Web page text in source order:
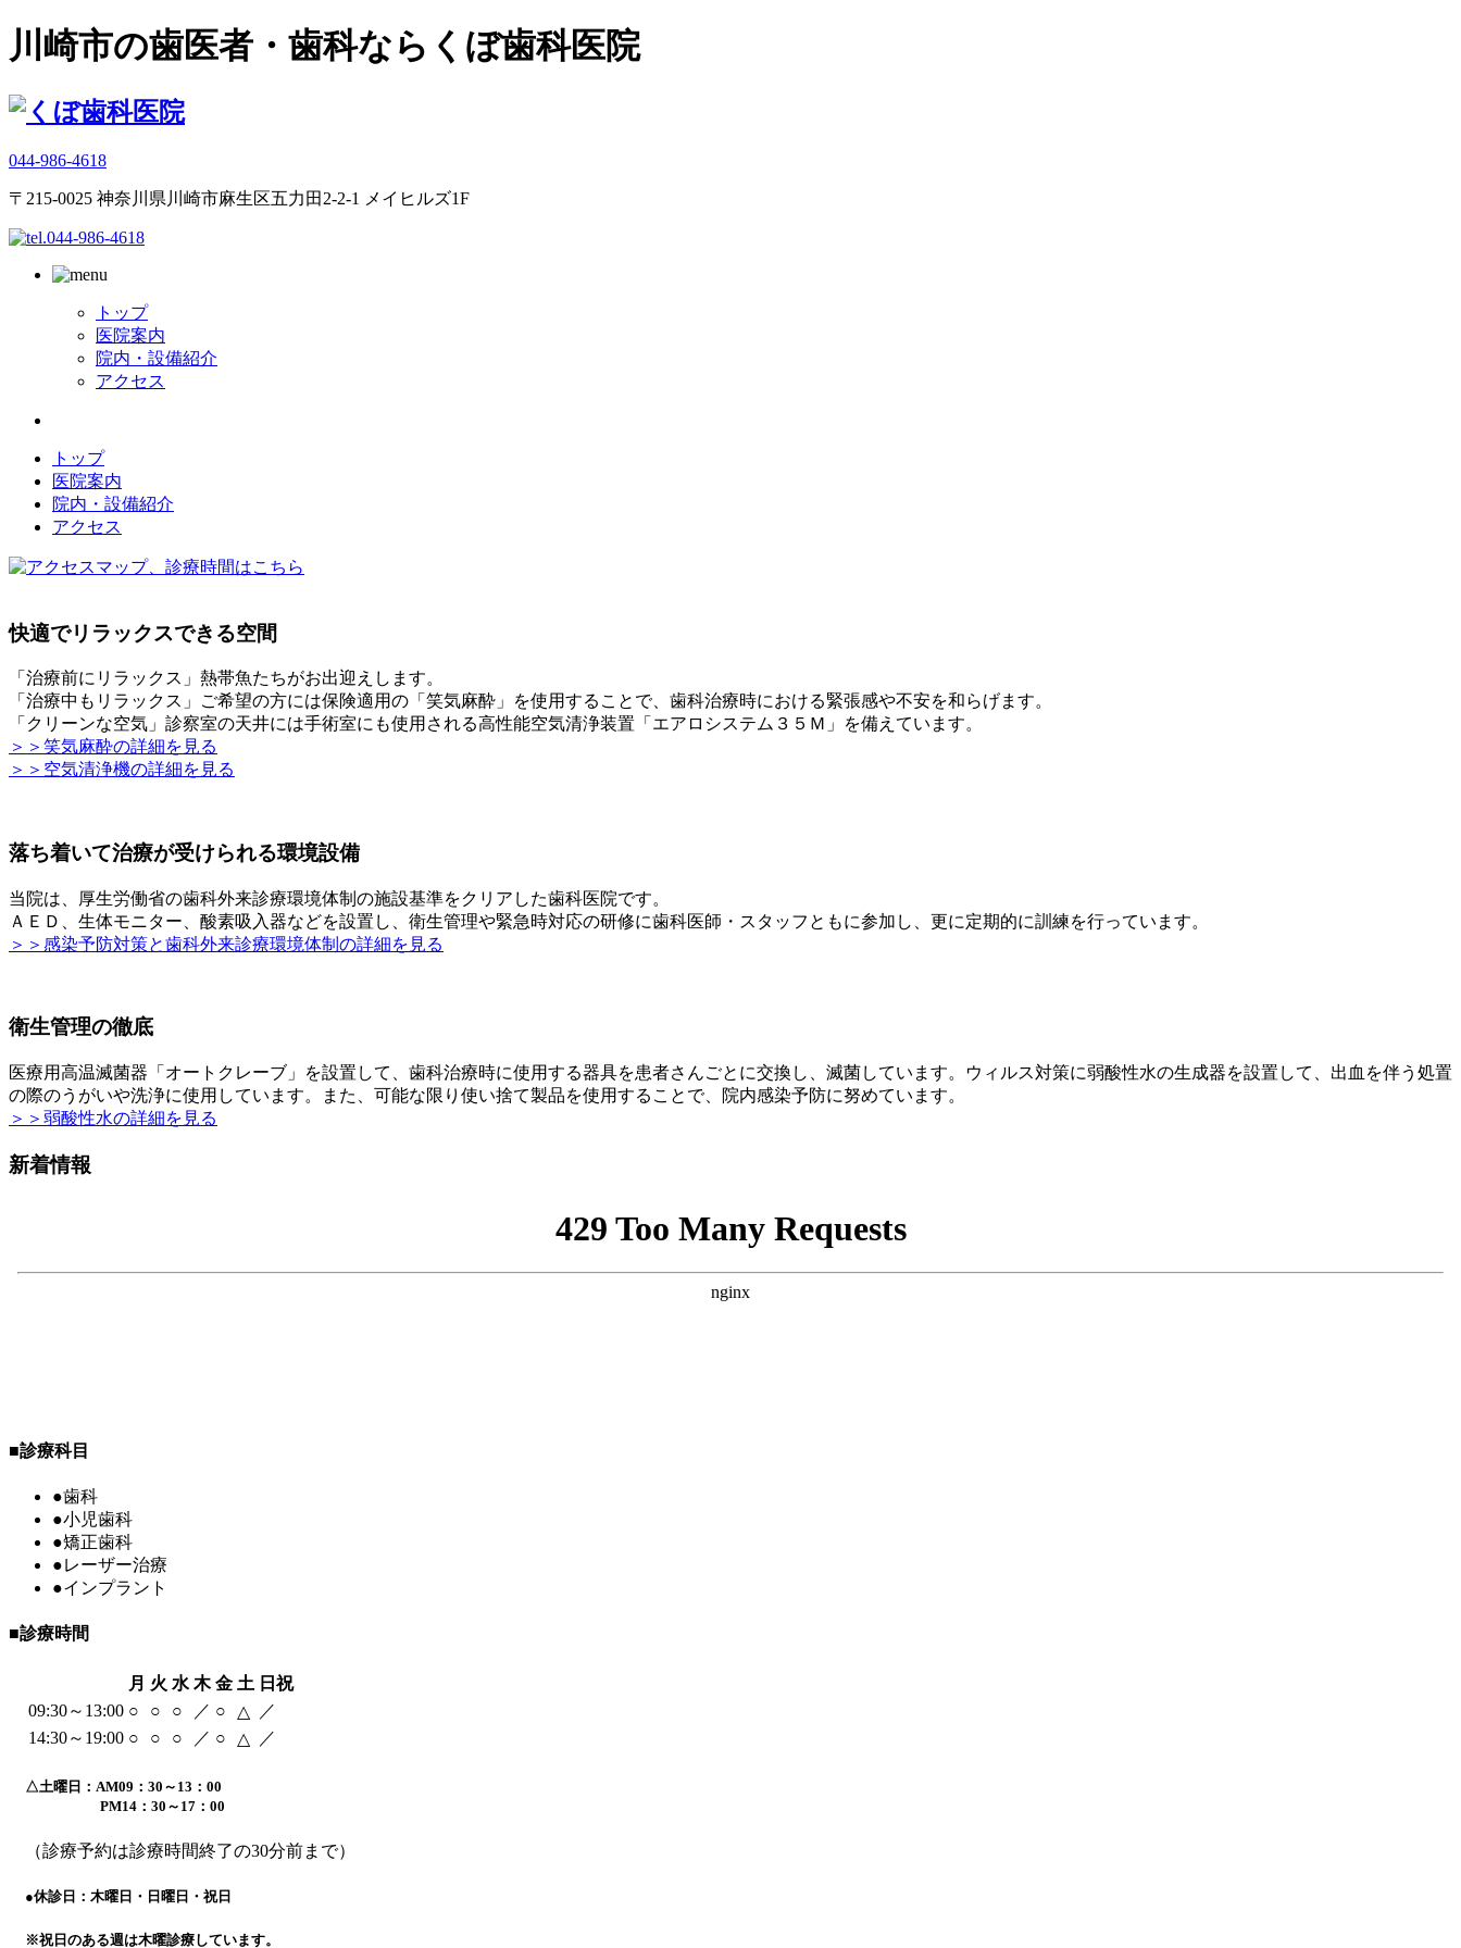
川崎市の歯医者・歯科ならくぼ歯科医院
044-986-4618
〒215-0025 神奈川県川崎市麻生区五力田2-2-1 メイヒルズ1F
トップ
医院案内
院内・設備紹介
アクセス
トップ
医院案内
院内・設備紹介
アクセス
快適でリラックスできる空間
「治療前にリラックス」熱帯魚たちがお出迎えします。
「治療中もリラックス」ご希望の方には保険適用の「笑気麻酔」を使用することで、歯科治療時における緊張感や不安を和らげます。
「クリーンな空気」診察室の天井には手術室にも使用される高性能空気清浄装置「エアロシステム３５Ｍ」を備えています。
＞＞笑気麻酔の詳細を見る
＞＞空気清浄機の詳細を見る
落ち着いて治療が受けられる環境設備
当院は、厚生労働省の歯科外来診療環境体制の施設基準をクリアした歯科医院です。
ＡＥＤ、生体モニター、酸素吸入器などを設置し、衛生管理や緊急時対応の研修に歯科医師・スタッフともに参加し、更に定期的に訓練を行っています。
＞＞感染予防対策と歯科外来診療環境体制の詳細を見る
衛生管理の徹底
医療用高温滅菌器「オートクレーブ」を設置して、歯科治療時に使用する器具を患者さんごとに交換し、滅菌しています。ウィルス対策に弱酸性水の生成器を設置して、出血を伴う処置
の際のうがいや洗浄に使用しています。また、可能な限り使い捨て製品を使用することで、院内感染予防に努めています。
＞＞弱酸性水の詳細を見る
新着情報
■診療科目
●歯科
●小児歯科
●矯正歯科
●レーザー治療
●インプラント
■診療時間
月 火 水 木 金 土 日祝
09:30～13:00 ○ ○ ○ ／ ○ △
／
14:30～19:00 ○ ○ ○ ／ ○ △ ／
△土曜日：AM09：30～13：00
PM14：30～17：00
（診療予約は診療時間終了の30分前まで）
●休診日：木曜日・日曜日・祝日
※祝日のある週は木曜診療しています。